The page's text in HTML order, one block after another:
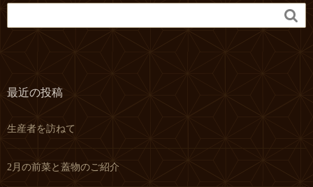

最近の投稿
生産者を訪ねて
2月の前菜と蓋物のご紹介